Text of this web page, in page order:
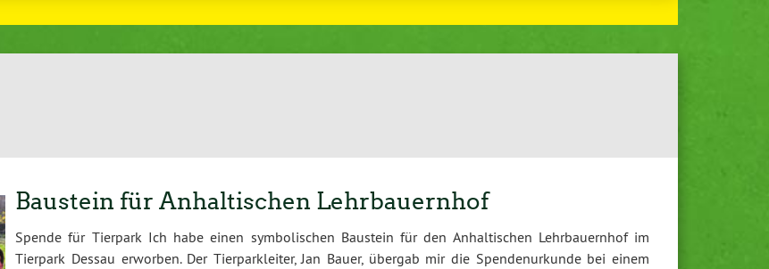
Baustein für Anhaltischen Lehrbauernhof
Spende für Tierpark Ich habe einen symbolischen Baustein für den Anhaltischen Lehrbauernhof im
Tierpark Dessau erworben. Der Tierparkleiter, Jan Bauer, übergab mir die Spendenurkunde bei einem